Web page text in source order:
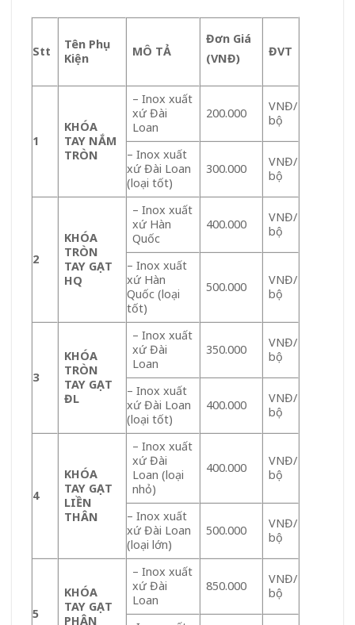
Stt
Tên Phụ
Kiện
MÔ TẢ
Đơn Giá
(VNĐ)
ĐVT
1
KHÓA
TAY NẮM
TRÒN
– Inox xuất
xứ Đài
Loan
200.000
VNĐ/
bộ
– Inox xuất
xứ Đài Loan
(loại tốt)
300.000
VNĐ/
bộ
2
KHÓA
TRÒN
TAY GẠT
HQ
– Inox xuất
xứ Hàn
Quốc
400.000
VNĐ/
bộ
– Inox xuất
xứ Hàn
Quốc (loại
tốt)
500.000
VNĐ/
bộ
3
KHÓA
TRÒN
TAY GẠT
ĐL
– Inox xuất
xứ Đài
Loan
350.000
VNĐ/
bộ
– Inox xuất
xứ Đài Loan
(loại tốt)
400.000
VNĐ/
bộ
4
KHÓA
TAY GẠT
LIỀN
THÂN
– Inox xuất
xứ Đài
Loan (loại
nhỏ)
400.000
VNĐ/
bộ
– Inox xuất
xứ Đài Loan
(loại lớn)
500.000
VNĐ/
bộ
5
KHÓA
TAY GẠT
PHÂN
– Inox xuất
xứ Đài
Loan
850.000
VNĐ/
bộ